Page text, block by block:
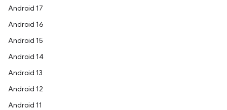
Android 17
Android 16
Android 15
Android 14
Android 13
Android 12
Android 11